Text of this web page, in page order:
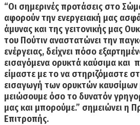
“Οι σημερινές προτάσεις στο
αφορούν την ενεργειακή μας
άμυνας και της γειτονικής μας
του Πούτιν αναστατώνει την
ενέργειας, δείχνει πόσο
εισαγόμενα ορυκτά καύσιμα και
είμαστε με το να στηριζόμαστε
εισαγωγή των ορυκτών
μειώσουμε όσο το δυνατόν
μας και μπορούμε.” σημειώνει η
Επιτροπής.